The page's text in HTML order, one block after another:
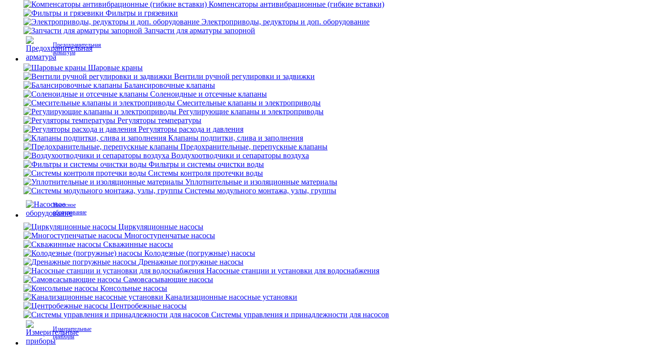
Компенсаторы антивибрационные (гибкие вставки)
Фильтры и грязевики
Электроприводы, редукторы и доп. оборудование
Запчасти для арматуры запорной
Предохранительная
арматура
Шаровые краны
Вентили ручной регулировки и задвижки
Балансировочные клапаны
Соленоидные и отсечные клапаны
Смесительные клапаны и электроприводы
Регулирующие клапаны и электроприводы
Регуляторы температуры
Регуляторы расхода и давления
Клапаны подпитки, слива и заполнения
Предохранительные, перепускные клапаны
Воздухоотводчики и сепараторы воздуха
Фильтры и системы очистки воды
Системы контроля протечки воды
Уплотнительные и изоляционные материалы
Системы модульного монтажа, узлы, группы
Насосное
оборудование
Циркуляционные насосы
Многоступенчатые насосы
Скважинные насосы
Колодезные (погружные) насосы
Дренажные погружные насосы
Насосные станции и установки для водоснабжения
Самовсасывающие насосы
Консольные насосы
Канализационные насосные установки
Центробежные насосы
Системы управления и принадлежности для насосов
Измерительные
приборы